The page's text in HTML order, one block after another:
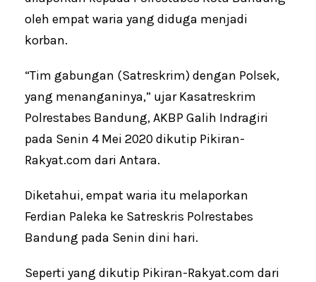
oleh empat waria yang diduga menjadi
korban.
“Tim gabungan (Satreskrim) dengan Polsek,
yang menanganinya,” ujar Kasatreskrim
Polrestabes Bandung, AKBP Galih Indragiri
pada Senin 4 Mei 2020 dikutip Pikiran-
Rakyat.com dari Antara.
Diketahui, empat waria itu melaporkan
Ferdian Paleka ke Satreskris Polrestabes
Bandung pada Senin dini hari.
Seperti yang dikutip Pikiran-Rakyat.com dari